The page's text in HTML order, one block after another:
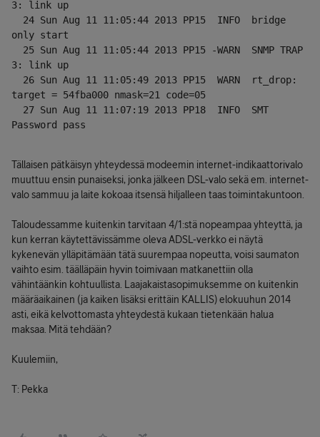
3: link up
only start
3: link up
target = 54fba000 nmask=21 code=05
Password pass
Tällaisen pätkäisyn yhteydessä modeemin internet-indikaattorivalo
muuttuu ensin punaiseksi, jonka jälkeen DSL-valo sekä em. internet-
valo sammuu ja laite kokoaa itsensä hiljalleen taas toimintakuntoon.
Taloudessamme kuitenkin tarvitaan 4/1:stä nopeampaa yhteyttä, ja
kun kerran käytettävissämme oleva ADSL-verkko ei näytä
kykenevän ylläpitämään tätä suurempaa nopeutta, voisi saumaton
vaihto esim. täälläpäin hyvin toimivaan matkanettiin olla
vähintäänkin kohtuullista. Laajakaistasopimuksemme on kuitenkin
määräaikainen (ja kaiken lisäksi erittäin KALLIS) elokuuhun 2014
asti, eikä kelvottomasta yhteydestä kukaan tietenkään halua
maksaa. Mitä tehdään?
Kuulemiin,
T: Pekka